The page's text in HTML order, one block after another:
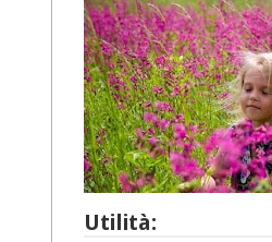
Utilità: